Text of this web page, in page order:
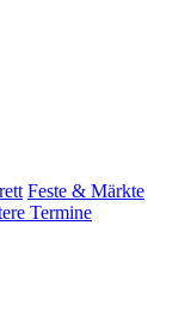
Feste & Märkte
Termine